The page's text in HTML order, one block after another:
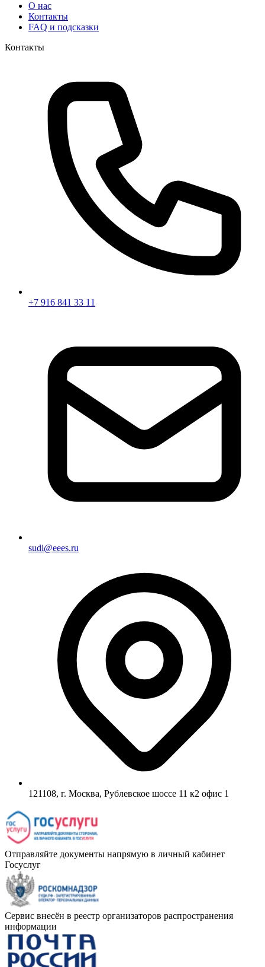
О нас
Контакты
FAQ и подсказки
Контакты
+7 916 841 33 11
sudi@eees.ru
121108, г. Москва, Рублевское шоссе 11 к2 офис 1
Отправляйте документы напрямую в личный кабинет
Госуслуг
Сервис внесён в реестр организаторов распространения
информации